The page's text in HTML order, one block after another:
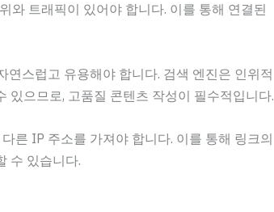
와 트래픽이 있어야 합니다. 이를 통해 연결된
연스럽고 유용해야 합니다. 검색 엔진은 인위적
있으므로, 고품질 콘텐츠 작성이 필수적입니다.
른 IP 주소를 가져야 합니다. 이를 통해 링크의
수 있습니다.